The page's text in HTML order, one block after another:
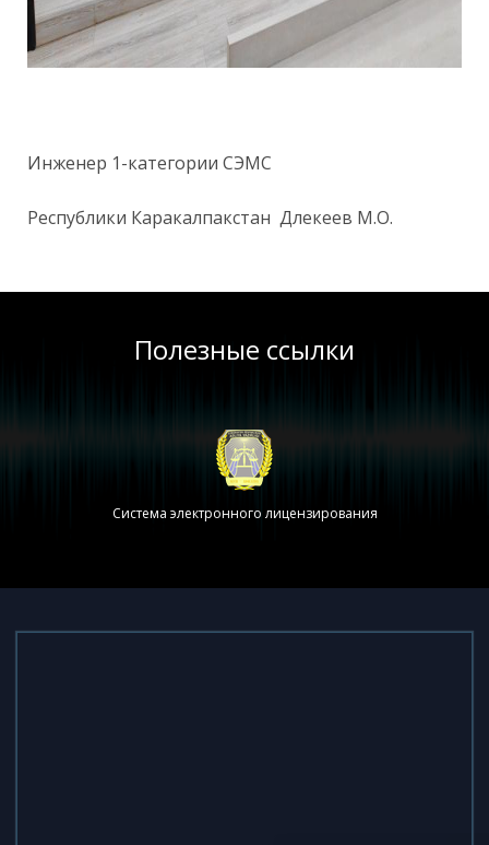
Инженер 1-категории СЭМС
Республики Каракалпакстан Длекеев М.О.
Полезные ссылки
Система электронного лицензирования